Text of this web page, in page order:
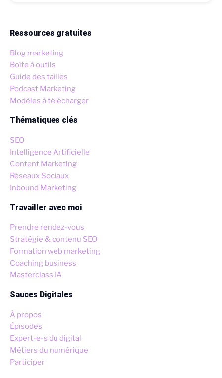
Ressources gratuites
Blog marketing
Boîte à outils
Guide des tailles
Podcast Marketing
Modèles à télécharger
Thématiques clés
SEO
Intelligence Artificielle
Content Marketing
Réseaux Sociaux
Inbound Marketing
Travailler avec moi
Prendre rendez-vous
Stratégie & contenu SEO
Formation web marketing
Coaching business
Masterclass IA
Sauces Digitales
À propos
Épisodes
Expert-e-s du digital
Métiers du numérique
Participer